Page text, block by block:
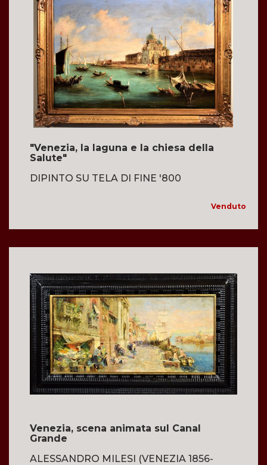
"Venezia, la laguna e la chiesa della
Salute"
DIPINTO SU TELA DI FINE '800
Venduto
Venezia, scena animata sul Canal
Grande
ALESSANDRO MILESI (VENEZIA 1856-